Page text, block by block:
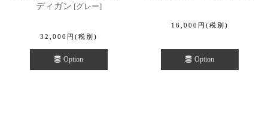
ディガン [グレー]
32,000 円 (税別)
Option
16,000 円 (税別)
Option